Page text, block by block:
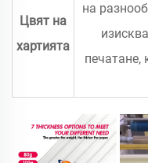
Цвят на
хартията
на
печатане,